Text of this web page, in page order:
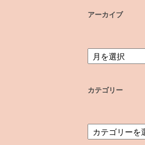
アーカイブ
ア
ー
ブ
カテゴリー
テ